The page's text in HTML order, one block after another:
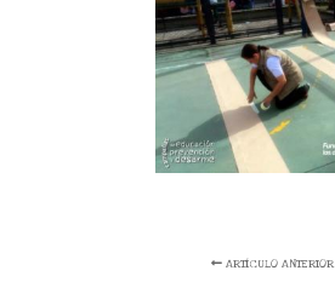
ARTÍCULO ANTERIOR